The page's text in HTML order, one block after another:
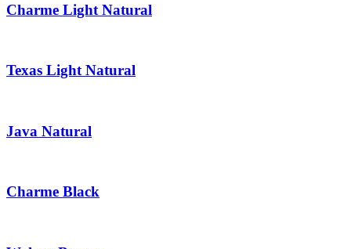
Charme Light Natural
Texas Light Natural
Java Natural
Charme Black